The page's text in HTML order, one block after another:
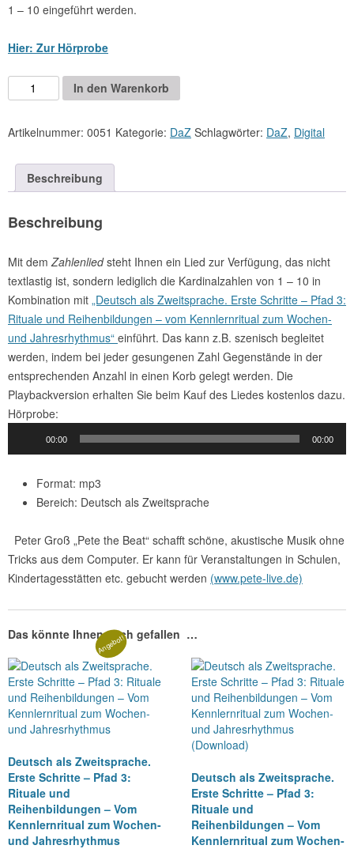
1 – 10 eingeführt werden.
Hier: Zur Hörprobe
Lied:
Zahlenlied
Menge
In den Warenkorb
Artikelnummer: 0051 Kategorie: DaZ Schlagwörter: DaZ, Digital
Beschreibung
Beschreibung
Mit demZahlenliedsteht Ihnen ein Lied zur Verfügung, das nicht
textlastig ist, sondern lediglich die Kardinalzahlen von 1 – 10 in
Kombination mit „Deutsch als Zweitsprache. Erste Schritte – Pfad 3:
Rituale und Reihenbildungen – vom Kennlernritual zum Wochen-
und Jahresrhythmus“ einführt. Das kann z.B. szenisch begleitet
werden, indem bei jeder gesungenen Zahl Gegenstände in der
entsprechenden Anzahl in einen Korb gelegt werden. Die
Playbackversion erhalten Sie beim Kauf des Liedes kostenlos dazu.
Hörprobe:
Player
00:00 00:00
Format: mp3
Bereich: Deutsch als Zweitsprache
Peter Groß „Pete the Beat“ schafft schöne, akustische Musik ohne
Tricks aus dem Computer. Er kann für Veranstaltungen in Schulen,
Kindertagesstätten etc. gebucht werden (www.pete-live.de)
Das könnte Ihnen auch gefallen …
Angebot!
Deutsch als Zweitsprache.
Erste Schritte – Pfad 3:
Rituale und
Reihenbildungen – Vom
Kennlernritual zum Wochen-
und Jahresrhythmus
Deutsch als Zweitsprache.
Erste Schritte – Pfad 3:
Rituale und
Reihenbildungen – Vom
Kennlernritual zum Wochen-